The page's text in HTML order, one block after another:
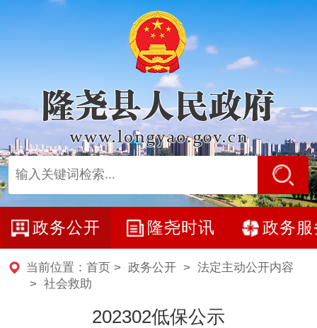
政务公开 隆尧时讯 政务服
当前位置： 首页 > 政务公开> 法定主动公开内容
> 社会救助
202302低保公示